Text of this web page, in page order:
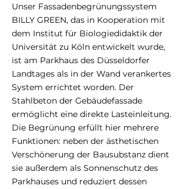
Unser Fassadenbegrünungssystem
BILLY GREEN, das in Kooperation mit
dem Institut für Biologiedidaktik der
Universität zu Köln entwickelt wurde,
ist am Parkhaus des Düsseldorfer
Landtages als in der Wand verankertes
System errichtet worden. Der
Stahlbeton der Gebäudefassade
ermöglicht eine direkte Lasteinleitung.
Die Begrünung erfüllt hier mehrere
Funktionen: neben der ästhetischen
Verschönerung der Bausubstanz dient
sie außerdem als Sonnenschutz des
Parkhauses und reduziert dessen